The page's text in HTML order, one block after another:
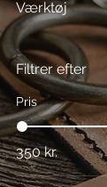
Værktøj
Filtrer efter
Pris
350 kr.